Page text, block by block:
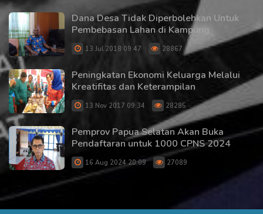
Dana Desa Tidak Diperbolehkan Untuk
Pembebasan Lahan di Kampung
13 Jul 2018 09:47 28867
Peningkatan Ekonomi Keluarga Melalui
Kreatifitas dan Keterampilan
13 Nov 2017 09:34 28285
Pemprov Papua Selatan Akan Buka
Pendaftaran untuk 1000 CPNS 2024
16 Aug 2024 20:09 27089